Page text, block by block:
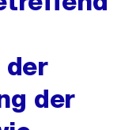
der
der